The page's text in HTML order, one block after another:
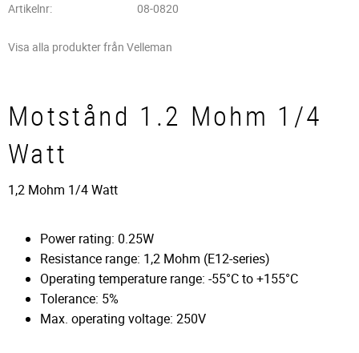
Artikelnr
08-0820
Visa alla produkter från Velleman
Motstånd 1.2 Mohm 1/4
Watt
1,2 Mohm 1/4 Watt
Power rating: 0.25W
Resistance range: 1,2 Mohm (E12-series)
Operating temperature range: -55°C to +155°C
Tolerance: 5%
Max. operating voltage: 250V